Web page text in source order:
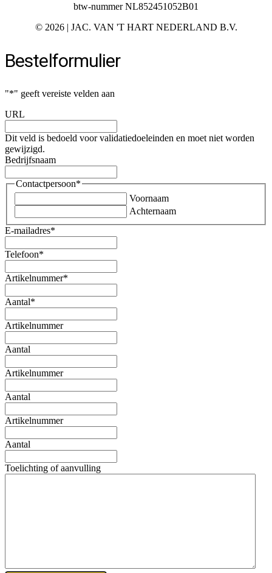
btw-nummer NL852451052B01
© 2026 | JAC. VAN 'T HART NEDERLAND B.V.
Bestelformulier
"*" geeft vereiste velden aan
URL
Dit veld is bedoeld voor validatiedoeleinden en moet niet worden
gewijzigd.
Bedrijfsnaam
Contactpersoon*
Voornaam
Achternaam
E-mailadres*
Telefoon*
Artikelnummer*
Aantal*
Artikelnummer
Aantal
Artikelnummer
Aantal
Artikelnummer
Aantal
Toelichting of aanvulling